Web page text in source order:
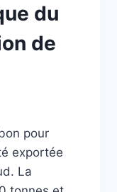
du
de
pour
exportée
La